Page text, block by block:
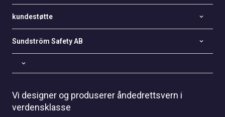
kundestøtte
Sundström Safety AB
Vi designer og produserer åndedrettsvern i
verdensklasse